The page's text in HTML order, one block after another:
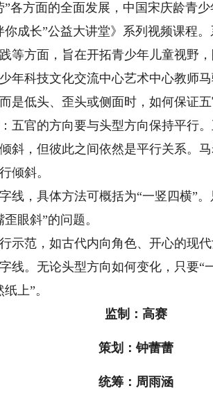
方面的全面发展，中国宋庆龄青少
成长”公益大讲堂》系列视频课程
等方面，旨在开拓青少年儿童视野，
科技文化交流中心艺术中心教师马
是低头、歪头或侧面时，如何保证
官的方向要与头型方向保持平行。
斜，但彼此之间依然是平行关系
倾斜。
，具体方法可概括为“一竖四横”。
眼斜”的问题。
范，如古代内向角色、开心的现代
线。无论头型方向如何变化，只要“
上”。
监制：高赛
策划：钟蕾蕾
统筹：周雨涵